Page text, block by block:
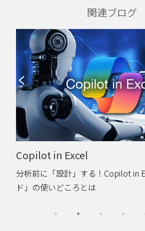
関連ブログ
Microsoft IQ
Microsoft IQとは？Work IQとWeb
の前提の変化